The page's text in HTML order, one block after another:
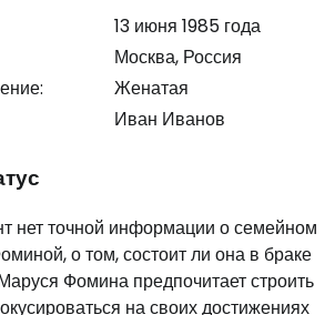
13 июня 1985 года
Москва, Россия
Женатая
Иван Иванов
нет точной информации о семейном
о том, состоит ли она в браке
Фомина предпочитает строить
на своих достижениях